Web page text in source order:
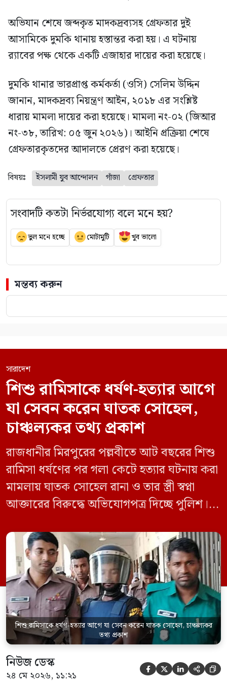
অভিযান শেষে জব্দকৃত মাদকদ্রব্যসহ গ্রেফতার দুই
আসামিকে দুমকি থানায় হস্তান্তর করা হয়। এ ঘটনায়
র‍্যাবের পক্ষ থেকে একটি এজাহার দায়ের করা হয়েছে।
দুমকি থানার ভারপ্রাপ্ত কর্মকর্তা (ওসি) সেলিম উদ্দিন
জানান, মাদকদ্রব্য নিয়ন্ত্রণ আইন, ২০১৮ এর সংশ্লিষ্ট
ধারায় মামলা দায়ের করা হয়েছে। মামলা নং-০২ (জিআর
নং-৩৮, তারিখ: ০৫ জুন ২০২৬)। আইনি প্রক্রিয়া শেষে
গ্রেফতারকৃতদের আদালতে প্রেরণ করা হয়েছে।
বিষয়ঃ ইসলামী যুব আন্দোলন গাঁজা গ্রেফতার
সংবাদটি কতটা নির্ভরযোগ্য বলে মনে হয়?
ভুল মনে হচ্ছে মোটামুটি খুব ভালো
মন্তব্য করুন
সারাদেশ
শিশু রামিসাকে ধর্ষণ-হত্যার আগে
যা সেবন করেন ঘাতক সোহেল,
চাঞ্চল্যকর তথ্য প্রকাশ
রাজধানীর মিরপুরের পল্লবীতে আট বছরের শিশু
রামিসা ধর্ষণের পর গলা কেটে হত্যার ঘটনায় করা
মামলায় ঘাতক সোহেল রানা ও তার স্ত্রী স্বপ্না
আক্তারের বিরুদ্ধে অভিযোগপত্র দিচ্ছে পুলিশ।
সেবন করেছিলেন বলে জবানবন্দিতে
জানিয়েছেন আসামি। রোববার (২৪ মে) সকালে
মামলার তদন্ত কর্মকর্তা পল্লবী থানার উপ-
পরিদর্শক অহিদুজ্জামান এ তথ্য নিছিত করেন।
তিনি বলেন, […]
শিশু রামিসাকে ধর্ষণ-হত্যার আগে যা সেবন করেন ঘাতক সোহেল, চাঞ্চল্যকর
তথ্য প্রকাশ
নিউজ ডেস্ক
২৪ মে ২০২৬, ১১:২১     